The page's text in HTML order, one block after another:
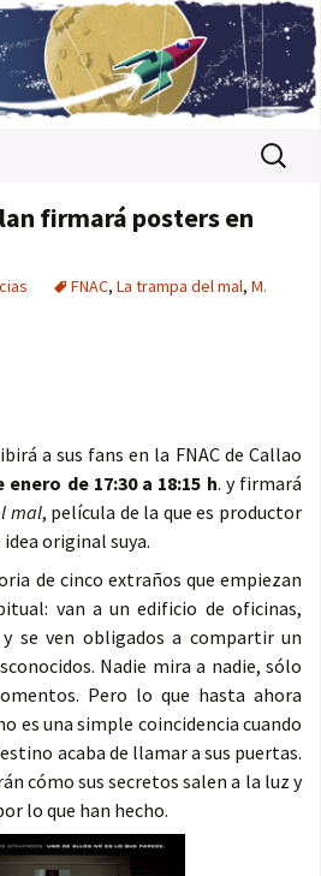
Buscar:
firmará posters en
FNAC, La trampa del mal, M.
a sus fans en la FNAC de Callao
enero de 17:30 a 18:15 h. y firmará
mal, película de la que es productor
idea original suya.
de cinco extraños que empiezan
van a un edificio de oficinas,
se ven obligados a compartir un
Nadie mira a nadie, sólo
Pero lo que hasta ahora
es una simple coincidencia cuando
acaba de llamar a sus puertas.
cómo sus secretos salen a la luz y
lo que han hecho.